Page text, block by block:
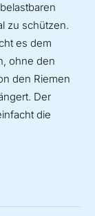
zu schützen.
es dem
ohne den
den Riemen
Der
die